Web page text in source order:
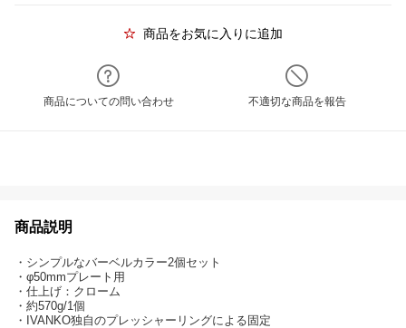
商品をお気に入りに追加
商品についての問い合わせ 不適切な商品を報告
商品説明
・シンプルなバーベルカラー2個セット
・φ50mmプレート用
・仕上げ：クローム
・約570g/1個
・IVANKO独自のプレッシャーリングによる固定